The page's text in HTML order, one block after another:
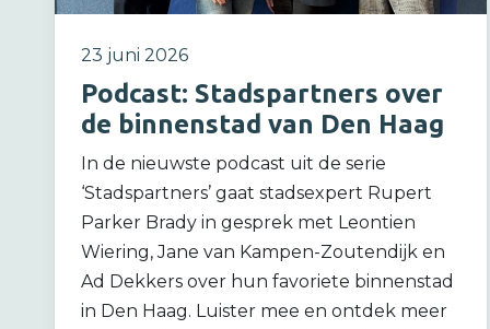
Podcast: Stadspartners over
de binnenstad van Den Haag
23 juni 2026
In de nieuwste podcast uit de serie
‘Stadspartners’ gaat stadsexpert Rupert
Parker Brady in gesprek met Leontien
Wiering, Jane van Kampen-Zoutendijk en
Ad Dekkers over hun favoriete binnenstad
in Den Haag. Luister mee en ontdek meer